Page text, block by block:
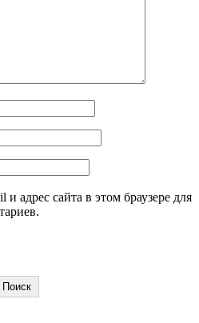
адрес сайта в этом браузере для
Поиск